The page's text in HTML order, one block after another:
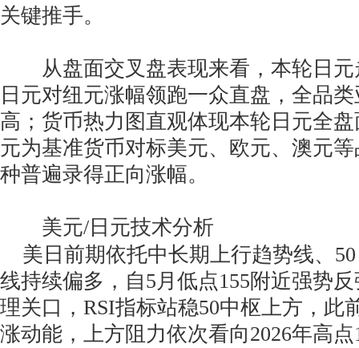
关键推手。
从盘面交叉盘表现来看，本轮日元
日元对纽元涨幅领跑一众直盘，全品
高；货币热力图直观体现本轮日元全
元为基准货币对标美元、欧元、澳元
种普遍录得正向涨幅。
美元/日元技术分析
美日前期依托中长期上行趋势线、50
线持续偏多，自5月低点155附近强势
理关口，RSI指标站稳50中枢上方，此
涨动能，上方阻力依次看向2026年高点